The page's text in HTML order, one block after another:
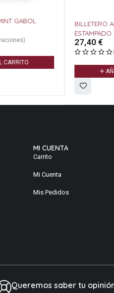
GABOL
CARRITO
BILLETERO
27,40€
MI CUENTA
Carrito
Mi Cuenta
Mis Pedidos
Queremos saber tu